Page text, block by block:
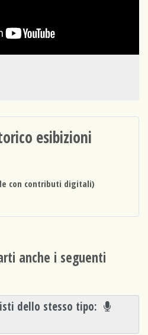
esibizioni
con contributi digitali)
anche i seguenti
dello stesso tipo: